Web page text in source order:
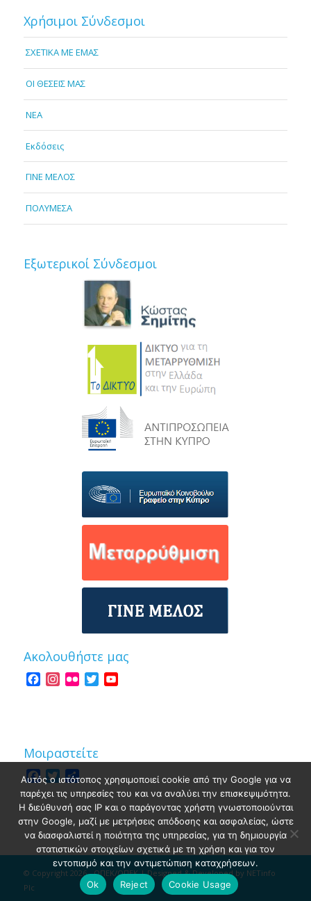
Χρήσιμοι Σύνδεσμοι
ΣΧΕΤΙΚΑ ΜΕ ΕΜΑΣ
OI ΘΕΣΕΙΣ ΜΑΣ
NEA
Εκδόσεις
ΓΙΝΕ ΜΕΛΟΣ
ΠΟΛΥΜΕΣΑ
Εξωτερικοί Σύνδεσμοι
Ακολουθήστε μας
Facebook
Instagram
FlickrTwitterYouTube
Μοιραστείτε
Facebook
Twitter
Share
© Copyright 2026 - ΟΠΕΚ/ΟΠΕΚ | Designed & Developed by NETinfo
Plc
Αυτός ο ιστότοπος χρησιμοποιεί cookie από την Google για να
παρέχει τις υπηρεσίες του και να αναλύει την επισκεψιμότητα.
Η διεύθυνσή σας IP και ο παράγοντας χρήστη γνωστοποιούνται
στην Google, μαζί με μετρήσεις απόδοσης και ασφαλείας, ώστε
να διασφαλιστεί η ποιότητα της υπηρεσίας, για τη δημιουργία
στατιστικών στοιχείων σχετικά με τη χρήση και για τον
εντοπισμό και την αντιμετώπιση καταχρήσεων.
Ok
Reject Cookie Usage